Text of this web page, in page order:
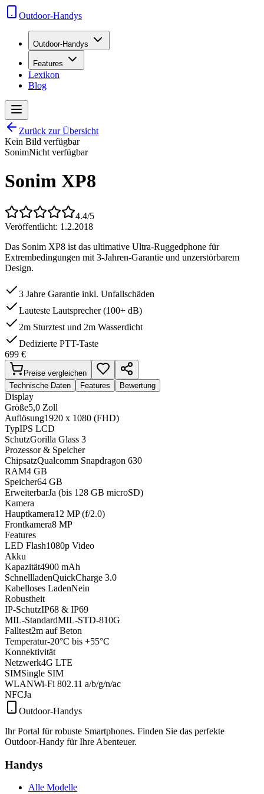
Outdoor-Handys
Outdoor-Handys
Features
Lexikon
Blog
Zurück zur Übersicht
Kein Bild verfügbar
SonimNicht verfügbar
Sonim XP8
4.4/5
Veröffentlicht: 1.2.2018
Das Sonim XP8 ist das ultimative Ultra-Ruggedphone für
Extrembedingungen mit 3-Jahren-Garantie und unzerstörbarem
Design.
3 Jahre Garantie inkl. Unfallschäden
Lauteste Lautsprecher (100+ dB)
2m Sturztest und 2m Wasserdicht
Dedizierte PTT-Taste
699 €
Preise vergleichen
Technische Daten
Features Bewertung
Display
Größe5,0 Zoll
Auflösung1920 x 1080 (FHD)
TypIPS LCD
SchutzGorilla Glass 3
Prozessor & Speicher
ChipsatzQualcomm Snapdragon 630
RAM4 GB
Speicher64 GB
ErweiterbarJa (bis 128 GB microSD)
Kamera
Hauptkamera12 MP (f/2.0)
Frontkamera8 MP
Features
LED Flash1080p Video
Akku
Kapazität4900 mAh
SchnellladenQuickCharge 3.0
Kabelloses LadenNein
Robustheit
IP-SchutzIP68 & IP69
MIL-StandardMIL-STD-810G
Falltest2m auf Beton
Temperatur-20°C bis +55°C
Konnektivität
Netzwerk4G LTE
SIMSingle SIM
WLANWi-Fi 802.11 a/b/g/n/ac
NFCJa
Outdoor-Handys
Ihr Portal für robuste Smartphones. Finden Sie das perfekte
Outdoor-Handy für Ihre Abenteuer.
Handys
Alle Modelle